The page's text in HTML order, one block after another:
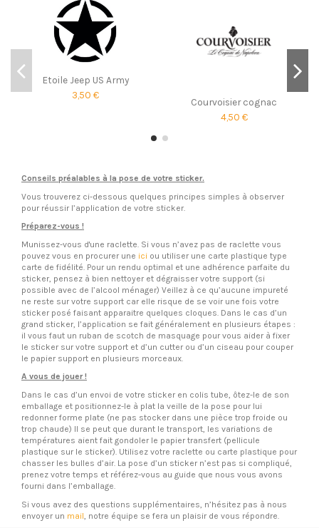
Etoile Jeep US Army
3,50 €
Courvoisier cognac
4,50 €
Conseils préalables à la pose de votre sticker.
Vous trouverez ci-dessous quelques principes simples à observer
pour réussir l’application de votre sticker.
Préparez-vous !
Munissez-vous d'une raclette. Si vous n’avez pas de raclette vous
pouvez vous en procurer une ici ou utiliser une carte plastique type
carte de fidélité. Pour un rendu optimal et une adhérence parfaite du
sticker, pensez à bien nettoyer et dégraisser votre support (si
possible avec de l’alcool ménager) Veillez à ce qu’aucune impureté
ne reste sur votre support car elle risque de se voir une fois votre
sticker posé faisant apparaitre quelques cloques. Dans le cas d’un
grand sticker, l’application se fait généralement en plusieurs étapes :
il vous faut un ruban de scotch de masquage pour vous aider à fixer
le sticker sur votre support et d’un cutter ou d’un ciseau pour couper
le papier support en plusieurs morceaux.
A vous de jouer !
Dans le cas d’un envoi de votre sticker en colis tube, ôtez-le de son
emballage et positionnez-le à plat la veille de la pose pour lui
redonner forme plate (ne pas stocker dans une pièce trop froide ou
trop chaude) Il se peut que durant le transport, les variations de
températures aient fait gondoler le papier transfert (pellicule
plastique sur le sticker). Utilisez votre raclette ou carte plastique pour
chasser les bulles d’air. La pose d’un sticker n’est pas si compliqué,
prenez votre temps et référez-vous au guide que nous vous avons
fourni dans l’emballage.
Si vous avez des questions supplémentaires, n’hésitez pas à nous
envoyer un mail , notre équipe se fera un plaisir de vous répondre.